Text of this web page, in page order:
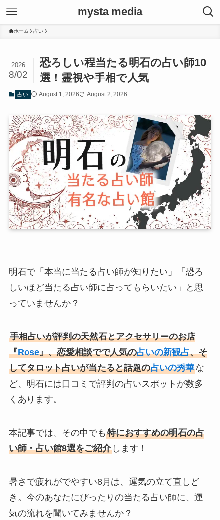
mysta media
ホーム 占い
恐ろしい程当たる明石の占い師10
選！霊視や手相で人気
2026
8/02
占い August 1, 2026 August 2, 2026
明石で「本当に当たる占い師が知りたい」「恐ろ
しいほど当たる占い師に占ってもらいたい」と思
っていませんか？
手相占いが評判の天然石とアクセサリーのお店
『Rose』、恋愛相談でで人気の占いの新観占、そ
してタロット占いが当たると話題の占いの秀華な
ど、明石には口コミで評判の占いスポットが数多
くあります。
本記事では、その中でも 特におすすめの明石の占
い師・占い館8選をご紹介します！
暑さで疲れがでやすい8月は、運気の立て直しど
き。今のあなたにぴったりの当たる占い師に、運
気の流れを聞いてみませんか？